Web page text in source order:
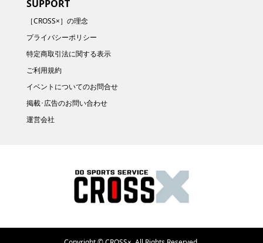
SUPPORT
［CROSS×］の理念
プライバシーポリシー
特定商取引法に関する表示
ご利用規約
イベントについてのお問合せ
掲載･広告のお問い合わせ
運営会社